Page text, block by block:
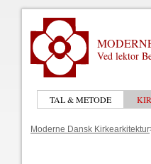
Ved lektor
TAL & METODE
Moderne Dansk Kirkearkitektur